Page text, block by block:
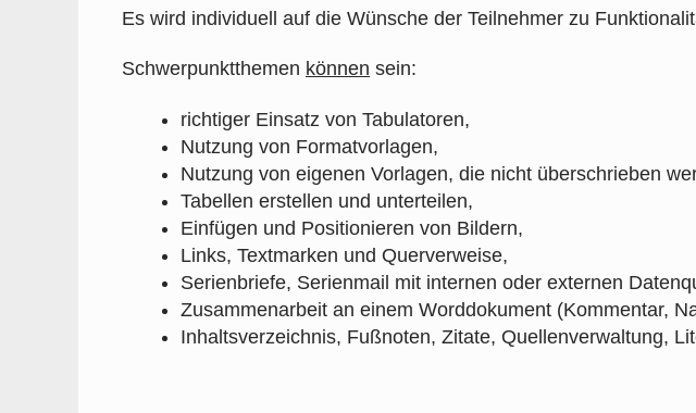
Es wird individuell auf die Wünsche der Teilnehmer zu
Schwerpunktthemen können sein:
richtiger Einsatz von Tabulatoren,
Nutzung von Formatvorlagen,
Nutzung von eigenen Vorlagen, die nicht überschrieben
Tabellen erstellen und unterteilen,
Einfügen und Positionieren von Bildern,
Links, Textmarken und Querverweise,
Serienbriefe, Serienmail mit internen oder externen
Zusammenarbeit an einem Worddokument (Kommentar,
Inhaltsverzeichnis, Fußnoten, Zitate, Quellenverwaltung,